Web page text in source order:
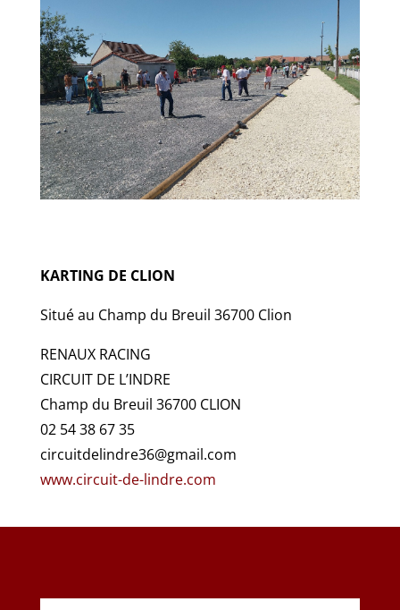
KARTING DE CLION
Situé au Champ du Breuil 36700 Clion
RENAUX RACING
CIRCUIT DE L’INDRE
Champ du Breuil 36700 CLION
02 54 38 67 35
circuitdelindre36@gmail.com
www.circuit-de-lindre.com